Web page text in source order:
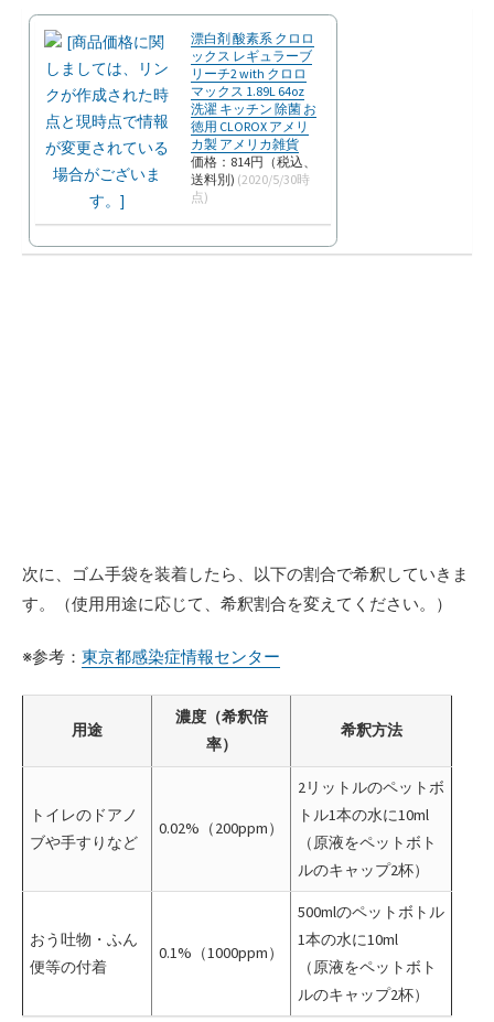
漂白剤 酸素系 クロロ
ックス レギュラーブ
リーチ2 with クロロ
マックス 1.89L 64oz
洗濯 キッチン 除菌 お
徳用 CLOROX アメリ
カ製 アメリカ雑貨
価格：814円（税込、
送料別) (2020/5/30時
点)
次に、ゴム手袋を装着したら、以下の割合で希釈していきま
す。（使用用途に応じて、希釈割合を変えてください。）
※参考： 東京都感染症情報センター
用途
濃度（希釈倍
率）
希釈方法
トイレのドアノ
ブや手すりなど
0.02%（200ppm）
2リットルのペットボ
トル1本の水に10ml
（原液をペットボト
ルのキャップ2杯）
おう吐物・ふん
便等の付着
0.1%（1000ppm）
500mlのペットボトル
1本の水に10ml
（原液をペットボト
ルのキャップ2杯）